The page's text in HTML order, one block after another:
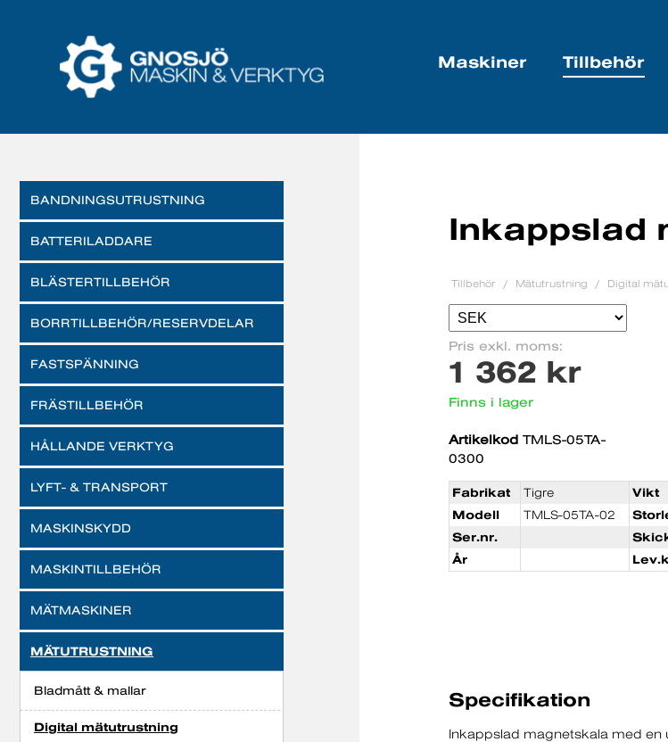
Maskiner Tillbehör
BANDNINGSUTRUSTNING
BATTERILADDARE
BLÄSTERTILLBEHÖR
BORRTILLBEHÖR/RESERVDELAR
FASTSPÄNNING
FRÄSTILLBEHÖR
HÅLLANDE VERKTYG
LYFT- & TRANSPORT
MASKINSKYDD
MASKINTILLBEHÖR
MÄTMASKINER
MÄTUTRUSTNING
Bladmått & mallar
Digital mätutrustning
Inkappslad
Tillbehör Mätutrustning Digital
Pris exkl. moms:
1 362 kr
Finns i lager
Artikelkod TMLS-05TA-
0300
Fabrikat Tigre
Vikt
Modell
TMLS-05TA-02
Ser.nr.
År
Specifikation
Inkappslad magnetskala med en